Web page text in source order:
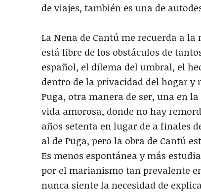
de viajes, también es una de
La Nena de Cantú me recuerda a
está libre de los obstáculos de
español, el dilema del umbral, el
dentro de la privacidad del hogar y
Puga, otra manera de ser, una en
vida amorosa, donde no hay
años setenta en lugar de a finales
al de Puga, pero la obra de Cantú
Es menos espontánea y más
por el marianismo tan prevalente
nunca siente la necesidad de